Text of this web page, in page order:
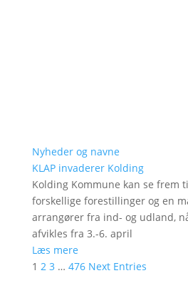
Nyheder og navne
KLAP invaderer Kolding
Kolding Kommune kan se frem
forskellige forestillinger og en
arrangører fra ind- og udland,
afvikles fra 3.-6. april
Læs mere
1 2 3 … 476 Next Entries